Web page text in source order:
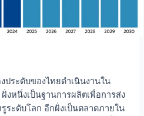
ระดับของไทยดำเนินงานใน
หนึ่งเป็นฐานการผลิตเพื่อการส่ง
ระดับโลก อีกฝั่งเป็นตลาดภายใน